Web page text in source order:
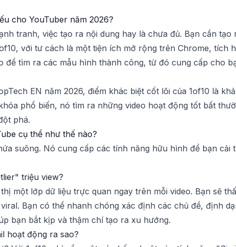
cho YouTuber năm 2026?
tranh, việc tạo ra nội dung hay là chưa đủ. Bạn cần
với tư cách là một tiện ích mở rộng trên Chrome, tích
để tìm ra các mẫu hình thành công, từ đó cung cấp cho
EN năm 2026, điểm khác biệt cốt lõi của 1of10 là
phổ biến, nó tìm ra những video hoạt động tốt bất
phá.
cụ thể như thế nào?
suông. Nó cung cấp các tính năng hữu hình để bạn cải
triệu view?
một lớp dữ liệu trực quan ngay trên mỗi video. Bạn sẽ
Bạn có thể nhanh chóng xác định các chủ đề, định
bạn bắt kịp và thậm chí tạo ra xu hướng.
hoạt động ra sao?